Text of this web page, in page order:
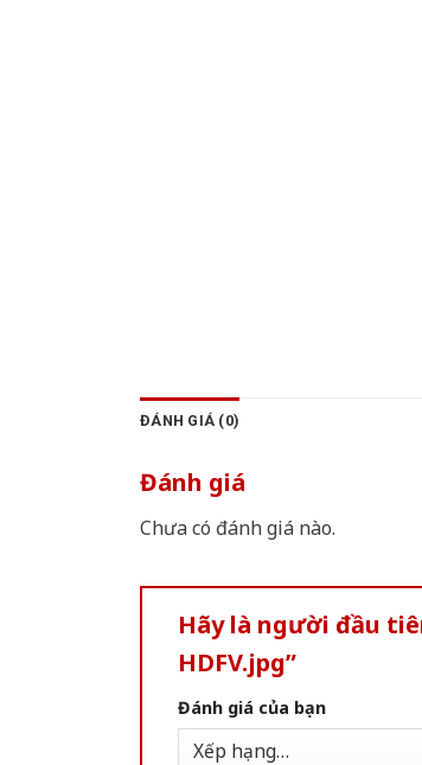
ĐÁNH GIÁ (0)
Đánh giá
Chưa có đánh giá nào.
Hãy là người đầu
HDFV.jpg”
Đánh giá của bạn